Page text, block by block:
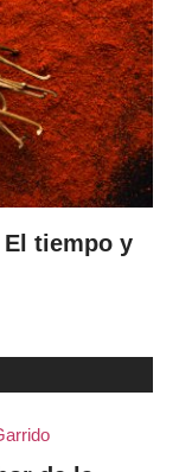
El tiempo y